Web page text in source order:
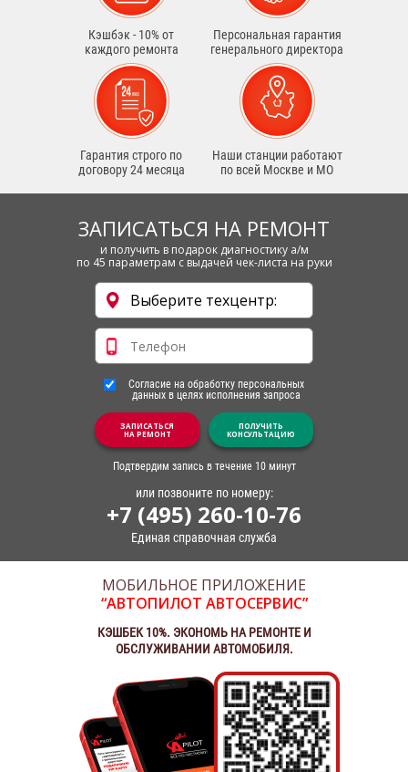
Кэшбэк - 10% от
каждого ремонта
Персональная гарантия
генерального директора
Гарантия строго по
договору 24 месяца
Наши станции работают
по всей Москве и МО
ЗАПИСАТЬСЯ НА РЕМОНТ
и получить в подарок диагностику а/м
по 45 параметрам с выдачей чек-листа на руки
Согласие на обработку персональных
данных в целях исполнения запроса
ЗАПИСАТЬСЯ
НА РЕМОНТ
ПОЛУЧИТЬ
КОНСУЛЬТАЦИЮ
Подтвердим запись в течение 10 минут
или позвоните по номеру:
+7 (495) 260-10-76
Единая справочная служба
МОБИЛЬНОЕ ПРИЛОЖЕНИЕ
“АВТОПИЛОТ АВТОСЕРВИС”
КЭШБЕК 10%. ЭКОНОМЬ НА РЕМОНТЕ И
ОБСЛУЖИВАНИИ АВТОМОБИЛЯ.